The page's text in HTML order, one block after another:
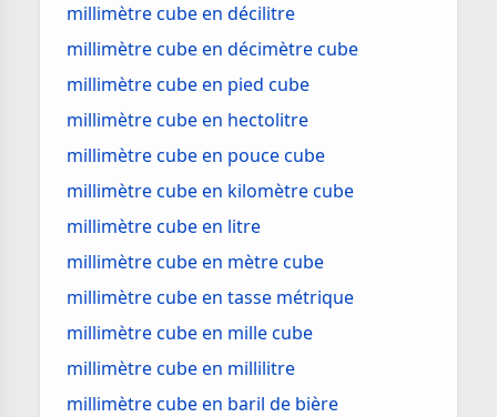
millimètre cube en décilitre
millimètre cube en décimètre cube
millimètre cube en pied cube
millimètre cube en hectolitre
millimètre cube en pouce cube
millimètre cube en kilomètre cube
millimètre cube en litre
millimètre cube en mètre cube
millimètre cube en tasse métrique
millimètre cube en mille cube
millimètre cube en millilitre
millimètre cube en baril de bière